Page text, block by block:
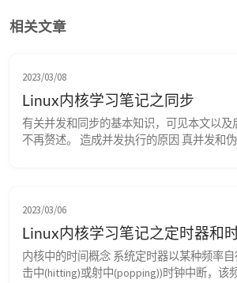
相关文章
2023/03/08
Linux内核学习笔记之同步
有关并发和同步的基本知识，可见本文以及
不再赘述。 造成并发执行的原因 真并发和
行，这就是抢占式内核的特性 虽然真并发和
义不同，但它们都同样会造成竞...
2023/03/06
Linux内核学习笔记之定时器和
内核中的时间概念 系统定时器以某种频率
击中(hitting)或射中(popping))时钟中断，该